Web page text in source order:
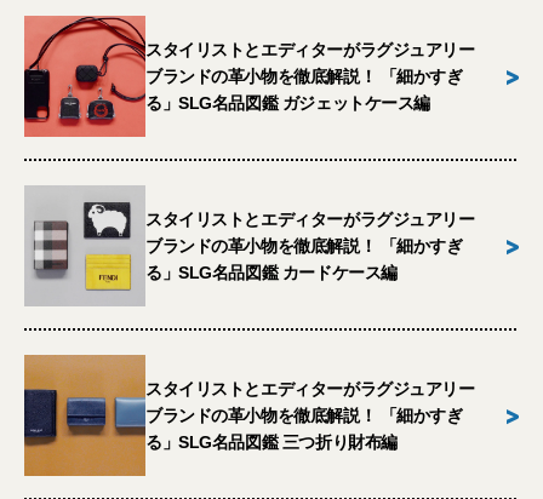
スタイリストとエディターがラグジュアリー
ブランドの革小物を徹底解説！ 「細かすぎ
る」SLG名品図鑑 ガジェットケース編
>
スタイリストとエディターがラグジュアリー
ブランドの革小物を徹底解説！ 「細かすぎ
る」SLG名品図鑑 カードケース編
>
スタイリストとエディターがラグジュアリー
ブランドの革小物を徹底解説！ 「細かすぎ
る」SLG名品図鑑 三つ折り財布編
>